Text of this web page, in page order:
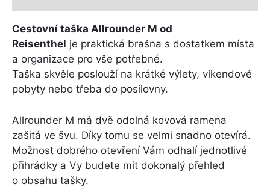
Cestovní taška Allrounder M od
Reisenthel je praktická brašna s dostatkem místa
a organizace pro vše potřebné.
Taška skvěle poslouží na krátké výlety, víkendové
pobyty nebo třeba do posilovny.
Allrounder M má dvě odolná kovová ramena
zašitá ve švu. Díky tomu se velmi snadno otevírá.
Možnost dobrého otevření Vám odhalí jednotlivé
přihrádky a Vy budete mít dokonalý přehled
o obsahu tašky.